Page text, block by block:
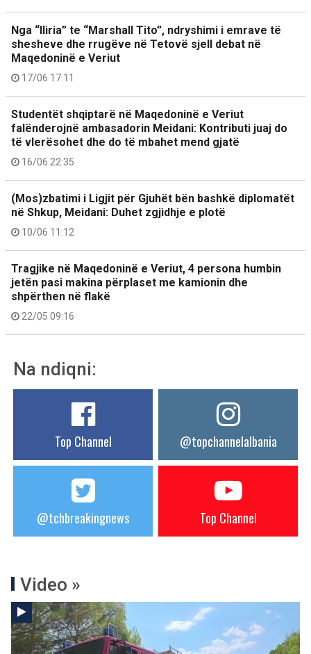
Nga “Iliria” te “Marshall Tito”, ndryshimi i emrave të
shesheve dhe rrugëve në Tetovë sjell debat në
Maqedoninë e Veriut
17/06 17:11
Studentët shqiptarë në Maqedoninë e Veriut
falënderojnë ambasadorin Meidani: Kontributi juaj do
të vlerësohet dhe do të mbahet mend gjatë
16/06 22:35
(Mos)zbatimi i Ligjit për Gjuhët bën bashkë diplomatët
në Shkup, Meidani: Duhet zgjidhje e plotë
10/06 11:12
Tragjike në Maqedoninë e Veriut, 4 persona humbin
jetën pasi makina përplaset me kamionin dhe
shpërthen në flakë
22/05 09:16
Na ndiqni:
Top Channel @topchannelalbania
@tchbreakingnews Top Channel
Video »